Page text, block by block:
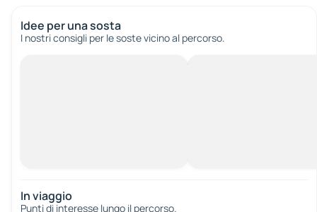
Idee per una sosta
I nostri consigli per le soste vicino al percorso.
In viaggio
Punti di interesse lungo il percorso.